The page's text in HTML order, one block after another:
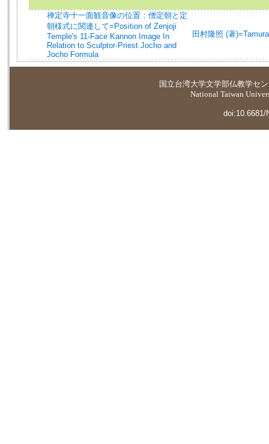
禅定寺十一面観音像の位置：僧定朝と定
朝様式に関連して=Position of Zenjoji
Temple's 11-Face Kannon Image In
Relation to Sculptor-Priest Jocho and
Jocho Formula
田村隆照 (著
国立台湾大学文学部仏教学セ
National Taiwan
doi:10.6681/